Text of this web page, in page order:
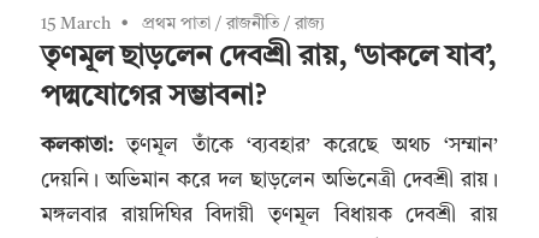
15 March প্রথম পাতা /রাজনীতি /রাজ্য
তৃণমূল ছাড়লেন দেবশ্রী রায়, ‘ডাকলে যাব’,
পদ্মযোগের সম্ভাবনা?
কলকাতা:তৃণমূল তাঁকে ‘ব্যবহার’ করেছে অথচ ‘সম্মান’
দেয়নি। অভিমান করে দল ছাড়লেন অভিনেত্রী দেবশ্রী রায়।
মঙ্গলবার রায়দিঘির বিদায়ী তৃণমূল বিধায়ক দেবশ্রী রায়